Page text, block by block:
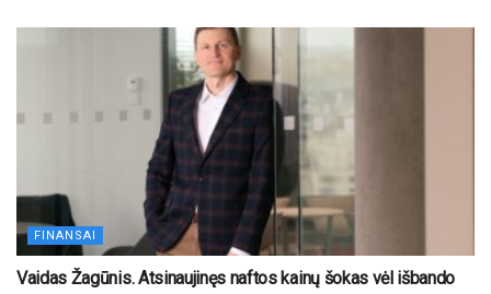
FINANSAI
Vaidas Žagūnis. Atsinaujinęs naftos kainų šokas vėl išbando